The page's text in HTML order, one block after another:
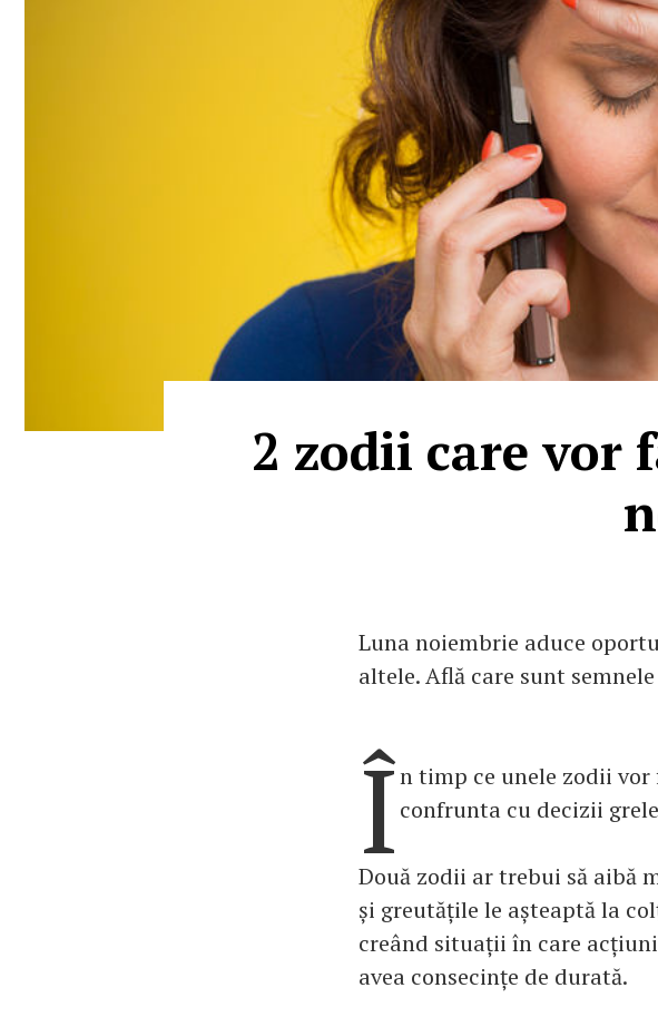
2 zodii care vor
Luna noiembrie aduce
altele. Află care sunt
În timp ce unele zodii
confrunta cu decizii
Două zodii ar trebui să aibă
și greutățile le așteaptă la
creând situații în care
avea consecințe de durată.